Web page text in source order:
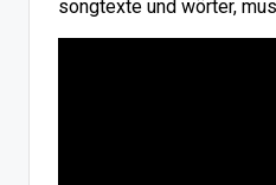
songtexte und wörter,